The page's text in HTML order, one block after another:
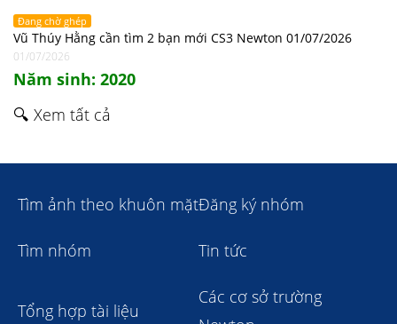
Đang chờ ghép
Vũ Thúy Hằng cần tìm 2 bạn mới CS3 Newton 01/07/2026
01/07/2026
Năm sinh: 2020
🔍 Xem tất cả
Tìm ảnh theo khuôn mặtĐăng ký nhóm
Tìm nhóm Tin tức
Tổng hợp tài liệu
Các cơ sở trường